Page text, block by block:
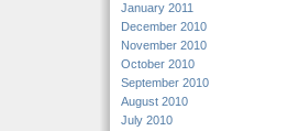
January 2011
December 2010
November 2010
October 2010
September 2010
August 2010
July 2010